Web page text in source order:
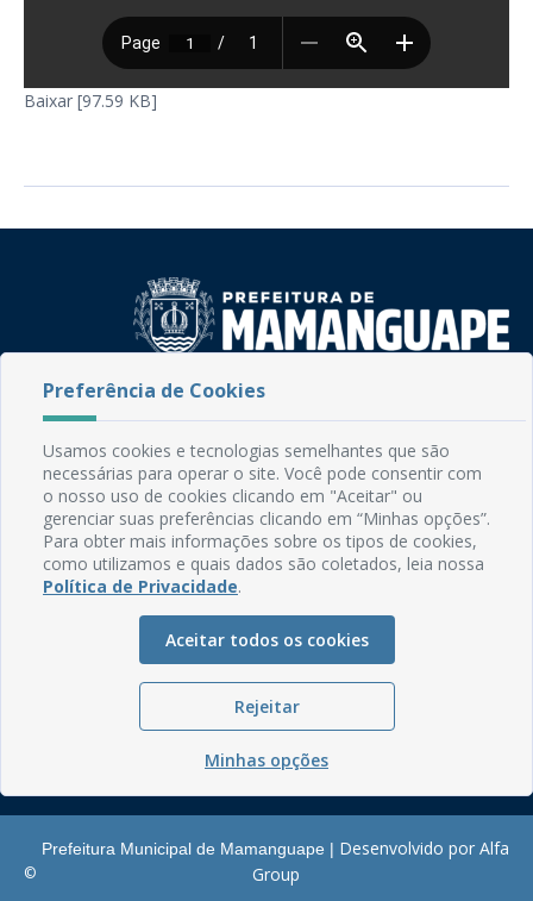
Baixar [97.59 KB]
Fone: (83) 3292-2246
Email: comunicacao@mamanguape.pb.gov.br
Expediente: Segunda à Sexta, das 08h às 13h
Mapa do Site
Perguntas frequentes
Manual de Navegação
Glossário
Ouvidoria
Serviços Internos
Política de Privacidade
©
Prefeitura Municipal de Mamanguape | Desenvolvido por Alfa
Group
Preferência de Cookies
Usamos cookies e tecnologias semelhantes que são
necessárias para operar o site. Você pode consentir com
o nosso uso de cookies clicando em "Aceitar" ou
gerenciar suas preferências clicando em “Minhas opções”.
Para obter mais informações sobre os tipos de cookies,
como utilizamos e quais dados são coletados, leia nossa
Política de Privacidade.
Aceitar todos os cookies
Rejeitar
Minhas opções